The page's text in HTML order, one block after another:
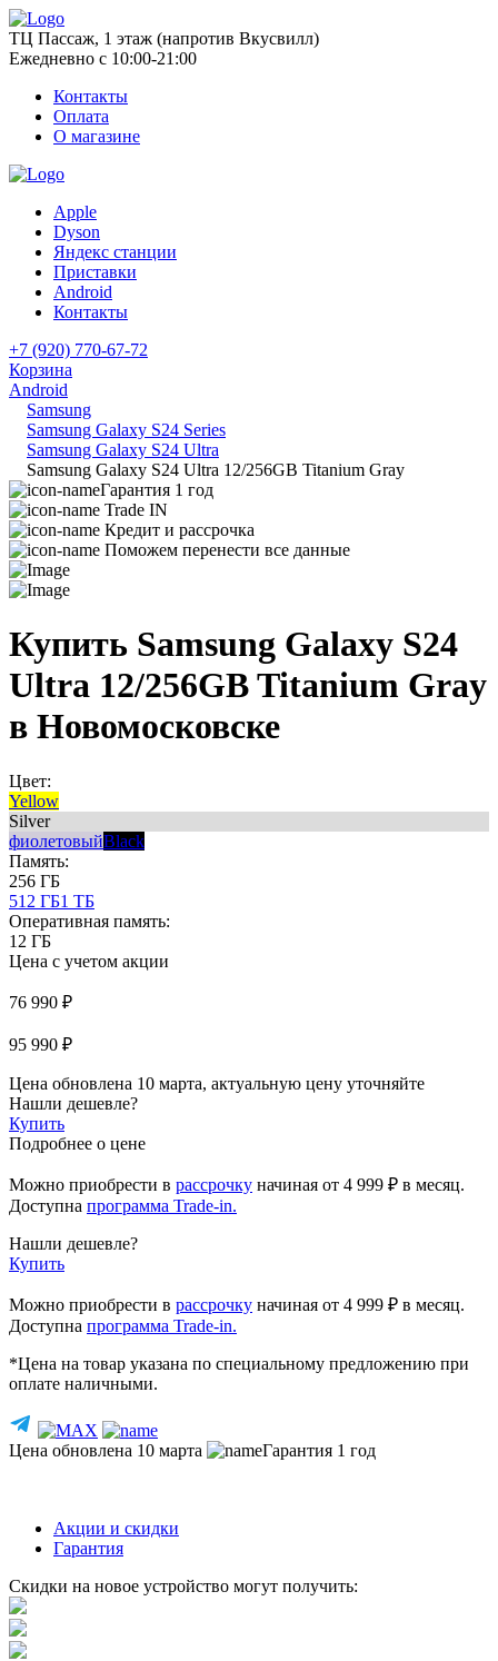
ТЦ Пассаж, 1 этаж (напротив Вкусвилл)
Ежедневно с 10:00-21:00
Контакты
Оплата
О магазине
Apple
Dyson
Яндекс станции
Приставки
Android
Контакты
+7 (920) 770-67-72
Корзина
Android
Samsung
Samsung Galaxy S24 Series
Samsung Galaxy S24 Ultra
Samsung Galaxy S24 Ultra 12/256GB Titanium Gray
Гарантия 1 год
Trade IN
Кредит и рассрочка
Поможем перенести все данные
Купить Samsung Galaxy S24
Ultra 12/256GB Titanium Gray
в Новомосковске
Цвет:
Yellow
Silver
фиолетовыйBlack
Память:
256 ГБ
512 ГБ1 ТБ
Оперативная память:
12 ГБ
Цена с учетом акции
76 990 ₽
95 990 ₽
Цена обновлена 10 марта, актуальную цену уточняйте
Нашли дешевле?
Купить
Подробнее о цене
Можно приобрести в рассрочку начиная от 4 999 ₽ в месяц.
Доступна программа Trade-in.
Нашли дешевле?
Купить
Можно приобрести в рассрочку начиная от 4 999 ₽ в месяц.
Доступна программа Trade-in.
*Цена на товар указана по специальному предложению при
оплате наличными.
Цена обновлена 10 марта Гарантия 1 год
Акции и скидки
Гарантия
Скидки на новое устройство могут получить: